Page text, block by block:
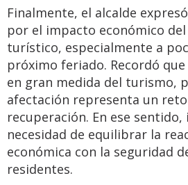
Finalmente, el alcalde
por el impacto económico
turístico, especialmente a
próximo feriado. Recordó
en gran medida del turismo,
afectación representa un
recuperación. En ese
necesidad de equilibrar la
económica con la seguridad
residentes.